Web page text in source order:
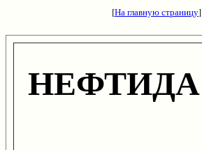
[На главную страницу]
НЕФТИДА